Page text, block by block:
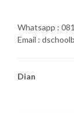
Whatsapp :
Email :
Dian